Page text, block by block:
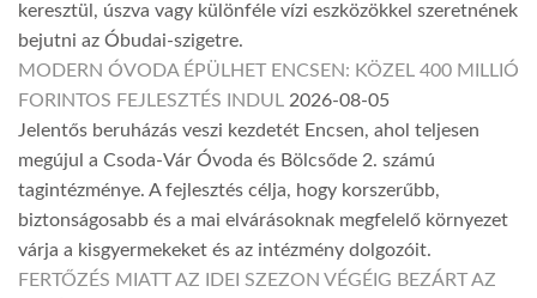
keresztül, úszva vagy különféle vízi eszközökkel szeretnének
bejutni az Óbudai-szigetre.
MODERN ÓVODA ÉPÜLHET ENCSEN: KÖZEL 400 MILLIÓ
FORINTOS FEJLESZTÉS INDUL 2026-08-05
Jelentős beruházás veszi kezdetét Encsen, ahol teljesen
megújul a Csoda-Vár Óvoda és Bölcsőde 2. számú
tagintézménye. A fejlesztés célja, hogy korszerűbb,
biztonságosabb és a mai elvárásoknak megfelelő környezet
várja a kisgyermekeket és az intézmény dolgozóit.
FERTŐZÉS MIATT AZ IDEI SZEZON VÉGÉIG BEZÁRT AZ